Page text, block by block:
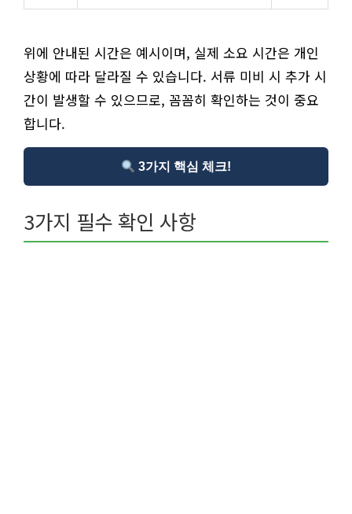
위에 안내된 시간은 예시이며, 실제 소요 시간은 개인
상황에 따라 달라질 수 있습니다. 서류 미비 시 추가 시
간이 발생할 수 있으므로, 꼼꼼히 확인하는 것이 중요
합니다.
3가지 핵심 체크!
3가지 필수 확인 사항